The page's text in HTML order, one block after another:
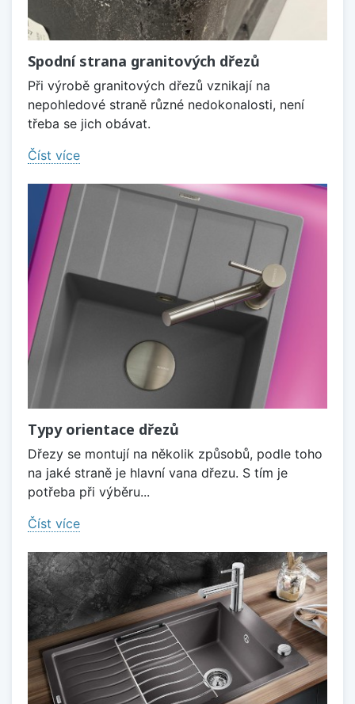
Spodní strana granitových dřezů
Při výrobě granitových dřezů vznikají na
nepohledové straně různé nedokonalosti, není
třeba se jich obávat.
Číst více
Typy orientace dřezů
Dřezy se montují na několik způsobů, podle toho
na jaké straně je hlavní vana dřezu. S tím je
potřeba při výběru...
Číst více